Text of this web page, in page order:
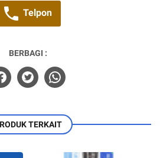
Telpon
BERBAGI :
TERKAIT